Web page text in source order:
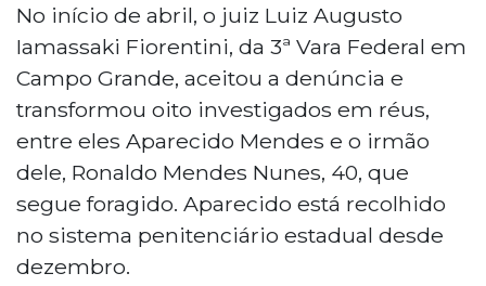
No início de abril, o juiz Luiz Augusto
Iamassaki Fiorentini, da 3ª Vara Federal em
Campo Grande, aceitou a denúncia e
transformou oito investigados em réus,
entre eles Aparecido Mendes e o irmão
dele, Ronaldo Mendes Nunes, 40, que
segue foragido. Aparecido está recolhido
no sistema penitenciário estadual desde
dezembro.